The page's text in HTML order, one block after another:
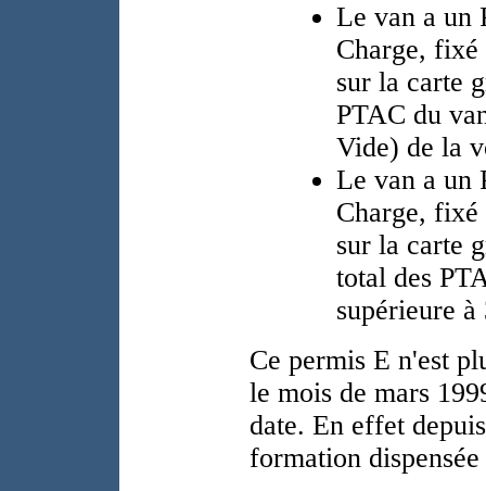
Le van a un
Charge,
sur la carte
PTAC du
Vide) de la
Le van a un
Charge,
sur la carte
total des
supérieure à
Ce permis E n'est
le mois de mars
date. En effet
formation